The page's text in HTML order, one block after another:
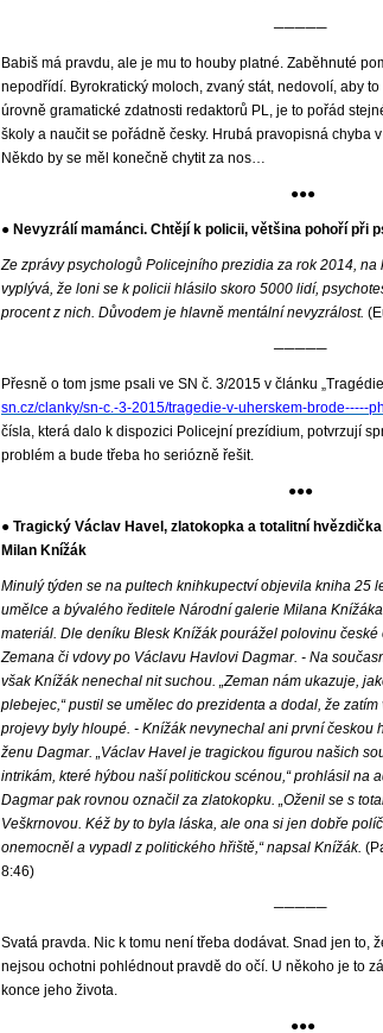
─────
Babiš má pravdu, ale je mu to houby platné. Zaběhnuté
nepodřídí. Byrokratický moloch, zvaný stát, nedovolí, aby
úrovně gramatické zdatnosti redaktorů PL, je to pořád
školy a naučit se pořádně česky. Hrubá pravopisná chyba
Někdo by se měl konečně chytit za nos…
●●●
● Nevyzrálí mamánci. Chtějí k policii, většina pohoří při
Ze zprávy psychologů Policejního prezidia za rok 2014,
vyplývá, že loni se k policii hlásilo skoro 5000 lidí,
procent z nich. Důvodem je hlavně mentální nevyzrálost.
─────
Přesně o tom jsme psali ve SN č. 3/2015 v článku
sn.cz/clanky/sn-c.-3-2015/tragedie-v-uherskem-brode-----
čísla, která dalo k dispozici Policejní prezídium, potvrzují
problém a bude třeba ho seriózně řešit.
●●●
● Tragický Václav Havel, zlatokopka a totalitní
Milan Knížák
Minulý týden se na pultech knihkupectví objevila kniha 25
umělce a bývalého ředitele Národní galerie Milana
materiál. Dle deníku Blesk Knížák pourážel polovinu
Zemana či vdovy po Václavu Havlovi Dagmar. - Na
však Knížák nenechal nit suchou. „Zeman nám ukazuje,
plebejec,“ pustil se umělec do prezidenta a dodal, že
projevy byly hloupé. - Knížák nevynechal ani první českou
ženu Dagmar. „Václav Havel je tragickou figurou našich
intrikám, které hýbou naší politickou scénou,“ prohlásil na
Dagmar pak rovnou označil za zlatokopku. „Oženil se s
Veškrnovou. Kéž by to byla láska, ale ona si jen dobře
onemocněl a vypadl z politického hřiště,“ napsal Knížák.
8:46)
─────
Svatá pravda. Nic k tomu není třeba dodávat. Snad jen to,
nejsou ochotni pohlédnout pravdě do očí. U někoho je to
konce jeho života.
●●●